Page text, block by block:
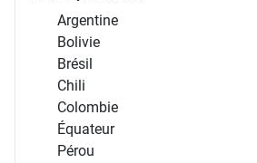
Argentine
Bolivie
Brésil
Chili
Colombie
Équateur
Pérou